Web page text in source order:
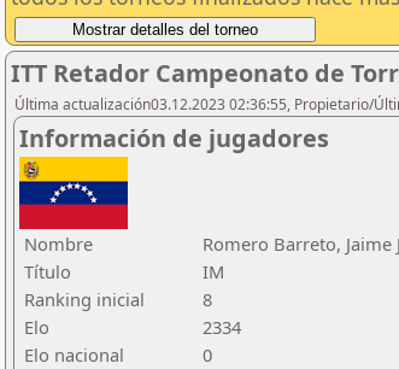
ITT Retador Campeonato de
Última actualización03.12.2023 02:36:55, Propietario/
Información de jugadores
Nombre
Romero Barreto, Jaime
Título
IM
Ranking inicial
8
Elo
2334
Elo nacional
0